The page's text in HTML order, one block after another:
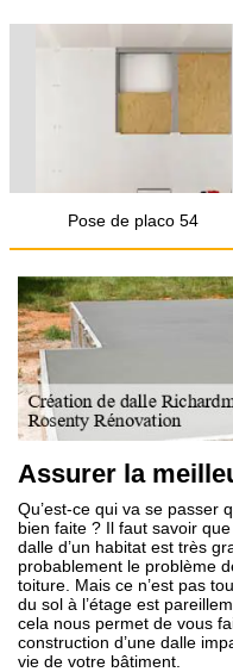
Pose de placo 54
Assurer la
Qu’est-ce qui va se passer
bien faite ? Il faut savoir
dalle d’un habitat est très
probablement le problème
toiture. Mais ce n’est pas
du sol à l’étage est
cela nous permet de vous
construction d’une dalle
vie de votre bâtiment.